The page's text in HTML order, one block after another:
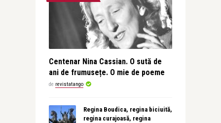
Centenar Nina Cassian. O sută de
ani de frumusețe. O mie de poeme
de revistatango
Regina Boudica, regina biciuită,
regina curajoasă, regina